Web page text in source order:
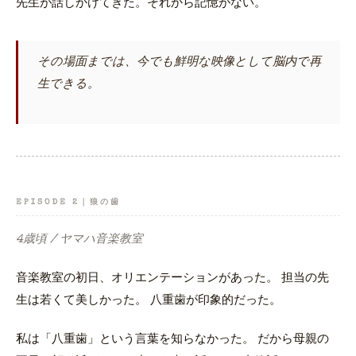
先生が話しかけてきた。それから記憶がない。
その場面までは、今でも鮮明な映像として脳内で再
生できる。
EPISODE 2｜狼の歯
4歳頃 / ヤマハ音楽教室
音楽教室の初日、オリエンテーションがあった。 担当の先
生は若くて美しかった。 八重歯が印象的だった。
私は「八重歯」という言葉を知らなかった。 だから母親の